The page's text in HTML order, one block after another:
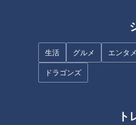
生活 グルメ エンタメ
ドラゴンズ
ト
この記事を見たあなたへ
「太田×石井のデララバ」 ト